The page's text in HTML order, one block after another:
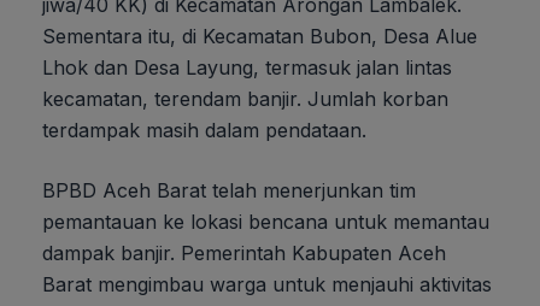
jiwa/40 KK) di Kecamatan Arongan Lambalek.
Sementara itu, di Kecamatan Bubon, Desa Alue
Lhok dan Desa Layung, termasuk jalan lintas
kecamatan, terendam banjir. Jumlah korban
terdampak masih dalam pendataan.
BPBD Aceh Barat telah menerjunkan tim
pemantauan ke lokasi bencana untuk memantau
dampak banjir. Pemerintah Kabupaten Aceh
Barat mengimbau warga untuk menjauhi aktivitas